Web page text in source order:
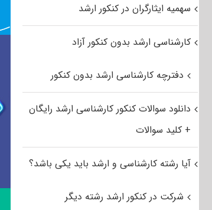
سهمیه ایثارگران در کنکور ارشد
کارشناسی ارشد بدون کنکور آزاد
دفترچه کارشناسی ارشد بدون کنکور
دانلود سوالات کنکور کارشناسی ارشد رایگان
+ کلید سوالات
آیا رشته کارشناسی و ارشد باید یکی باشد؟
شرکت در کنکور ارشد رشته دیگر